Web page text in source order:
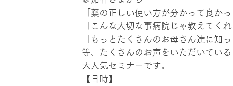
「薬の正しい使い方が分かって良かっ
「こんな大切な事病院じゃ教えてくれ
「もっとたくさんのお母さん達に知
等、たくさんのお声をいただいている
大人気セミナーです。
【日時】